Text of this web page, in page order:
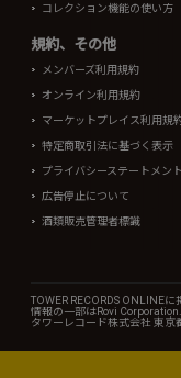
コレクション機能の使い方
規約、その他
メンバーズ利用規約
オンライン利用規約
マーケットプレイス利用規
特定商取引法に基づく表示
プライバシーステートメント
広告停止について
酒類販売管理者標識
TOWER RECORDS ONLINE
情報の一部はRovi
タワーレコード株式会社 東